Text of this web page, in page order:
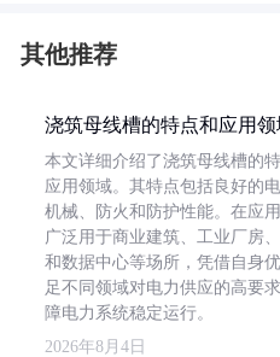
其他推荐
浇筑母线槽的特点和应用领
本文详细介绍了浇筑母线槽的
应用领域。其特点包括良好的电
机械、防火和防护性能。在应用
广泛用于商业建筑、工业厂房
和数据中心等场所，凭借自身
足不同领域对电力供应的高要
障电力系统稳定运行。
2026年8月4日